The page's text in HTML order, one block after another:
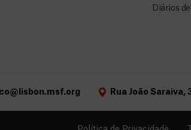
Diários
Rua João Saraiva,